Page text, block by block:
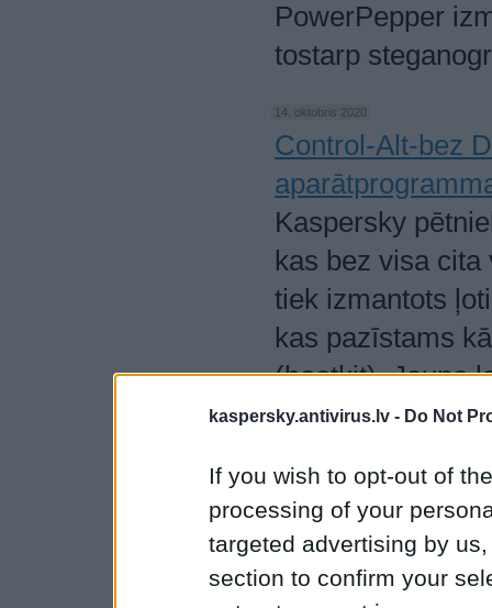
kaspersky.antivirus.lv - Do Not
If you wish to opt-out of
processing of your
targeted advertising by
section to confirm your
PowerPepper
tostarp
14. oktobris 2020
Control-Alt-bez
Kaspersky
kas bez visa
tiek izmantots
kas pazīstams
(bootkit). Jauno
UEFI/BIOS
apdraudējumus.
1 2 3 4 5 … 9